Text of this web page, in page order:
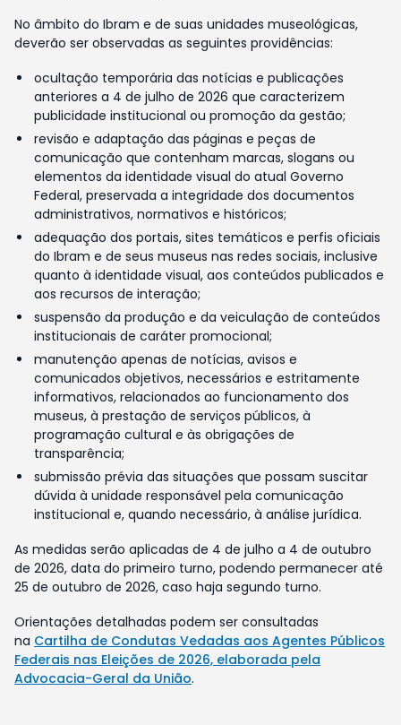
No âmbito do Ibram e de suas unidades museológicas,
deverão ser observadas as seguintes providências:
ocultação temporária das notícias e publicações
anteriores a 4 de julho de 2026 que caracterizem
publicidade institucional ou promoção da gestão;
revisão e adaptação das páginas e peças de
comunicação que contenham marcas, slogans ou
elementos da identidade visual do atual Governo
Federal, preservada a integridade dos documentos
administrativos, normativos e históricos;
adequação dos portais, sites temáticos e perfis oficiais
do Ibram e de seus museus nas redes sociais, inclusive
quanto à identidade visual, aos conteúdos publicados e
aos recursos de interação;
suspensão da produção e da veiculação de conteúdos
institucionais de caráter promocional;
manutenção apenas de notícias, avisos e
comunicados objetivos, necessários e estritamente
informativos, relacionados ao funcionamento dos
museus, à prestação de serviços públicos, à
programação cultural e às obrigações de
transparência;
submissão prévia das situações que possam suscitar
dúvida à unidade responsável pela comunicação
institucional e, quando necessário, à análise jurídica.
As medidas serão aplicadas de 4 de julho a 4 de outubro
de 2026, data do primeiro turno, podendo permanecer até
25 de outubro de 2026, caso haja segundo turno.
Orientações detalhadas podem ser consultadas
na Cartilha de Condutas Vedadas aos Agentes Públicos
Federais nas Eleições de 2026, elaborada pela
Advocacia-Geral da União.